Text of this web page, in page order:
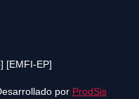
[EMFI-EP]
por ProdSis